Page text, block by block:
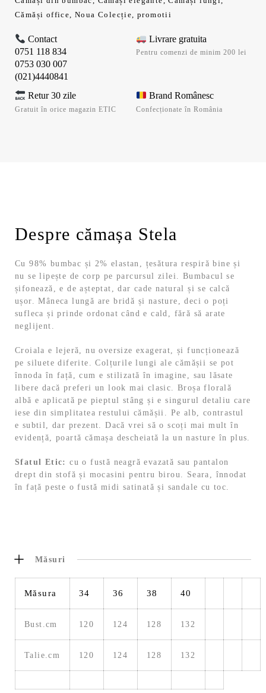
Cămăși office,Noua Colecție,promotii
Contact
0751 118 834
0753 030 007
(021)4440841
Livrare gratuita
Pentru comenzi de minim 200 lei
Retur 30 zile
Gratuit în orice magazin ETIC
Brand Românesc
Confecționate în România
Despre cămașa Stela
Cu 98% bumbac și 2% elastan, țesătura respiră bine și
nu se lipește de corp pe parcursul zilei. Bumbacul se
șifonează, e de așteptat, dar cade natural și se calcă
ușor. Mâneca lungă are bridă și nasture, deci o poți
sufleca și prinde ordonat când e cald, fără să arate
neglijent.
Croiala e lejeră, nu oversize exagerat, și funcționează
pe siluete diferite. Colțurile lungi ale cămășii se pot
înnoda în față, cum e stilizată în imagine, sau lăsate
libere dacă preferi un look mai clasic. Broșa florală
albă e aplicată pe pieptul stâng și e singurul detaliu care
iese din simplitatea restului cămășii. Pe alb, contrastul
e subtil, dar prezent. Dacă vrei să o scoți mai mult în
evidență, poartă cămașa descheiată la un nasture în plus.
Sfatul Etic: cu o fustă neagră evazată sau pantalon
drept din stofă și mocasini pentru birou. Seara, înnodat
în față peste o fustă midi satinată și sandale cu toc.
Măsuri
Măsura 34 36 38 40
Bust.cm 120 124 128 132
Talie.cm 120 124 128 132